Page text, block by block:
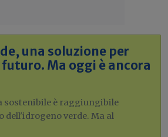
una soluzione per
Ma oggi è ancora
sostenibile è raggiungibile
dell'idrogeno verde. Ma al